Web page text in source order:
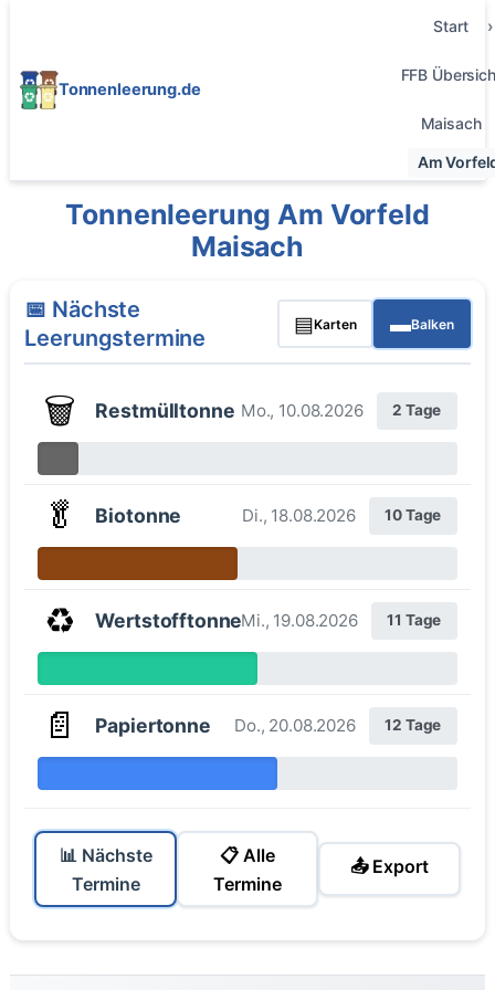
Tonnenleerung.de
Start
FFB
Maisach
Am
Tonnenleerung Am Vorfeld
Maisach
📅 Nächste
Leerungstermine
▤Karten ▬Balken
🗑️ Restmülltonne Mo., 10.08.2026 2 Tage
🥬 Biotonne Di., 18.08.2026 10 Tage
♻️ WertstofftonneMi., 19.08.2026 11 Tage
📄 Papiertonne Do., 20.08.2026 12 Tage
📊 Nächste
Termine
📋 Alle
Termine
📤 Export